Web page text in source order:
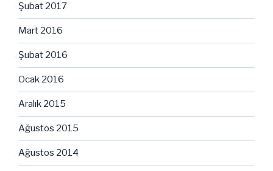
Şubat 2017
Mart 2016
Şubat 2016
Ocak 2016
Aralık 2015
Ağustos 2015
Ağustos 2014